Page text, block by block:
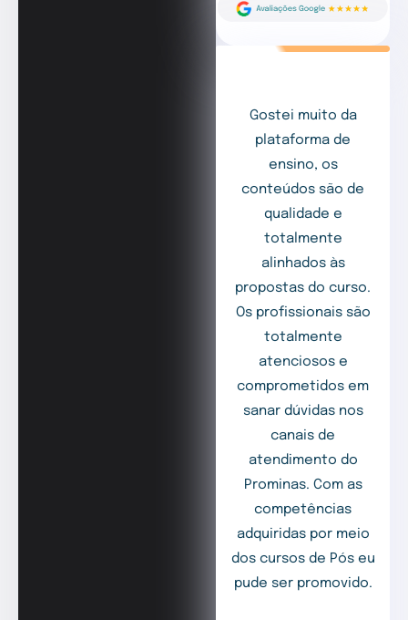
Gostei muito da
plataforma de
ensino, os
conteúdos são de
qualidade e
totalmente
alinhados às
propostas do curso.
Os profissionais são
totalmente
atenciosos e
comprometidos em
sanar dúvidas nos
canais de
atendimento do
Prominas. Com as
competências
adquiridas por meio
dos cursos de Pós eu
pude ser promovido.